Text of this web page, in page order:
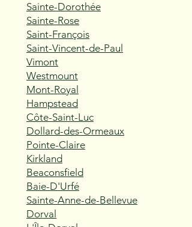
Sainte-Dorothée
Sainte-Rose
Saint-François
Saint-Vincent-de-Paul
Vimont
Westmount
Mont-Royal
Hampstead
Côte-Saint-Luc
Dollard-des-Ormeaux
Pointe-Claire
Kirkland
Beaconsfield
Baie-D'Urfé
Sainte-Anne-de-Bellevue
Dorval